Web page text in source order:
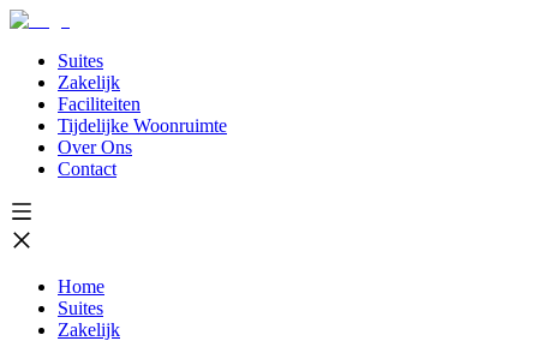
Suites
Zakelijk
Faciliteiten
Tijdelijke Woonruimte
Over Ons
Contact
Home
Suites
Zakelijk